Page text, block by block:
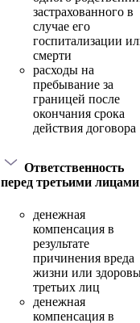
застрахованного в
случае его
госпитализации
смерти
расходы на
пребывание за
границей после
окончания срока
действия договора
Ответственность
перед третьими лицами
денежная
компенсация в
результате
причинения вреда
жизни или
третьих лиц
денежная
компенсация в